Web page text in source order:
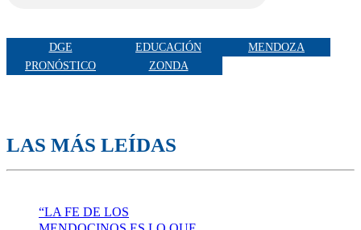
DGE EDUCACIÓN
MENDOZA
PRONÓSTICO
ZONDA
LAS MÁS LEÍDAS
“LA FE DE LOS